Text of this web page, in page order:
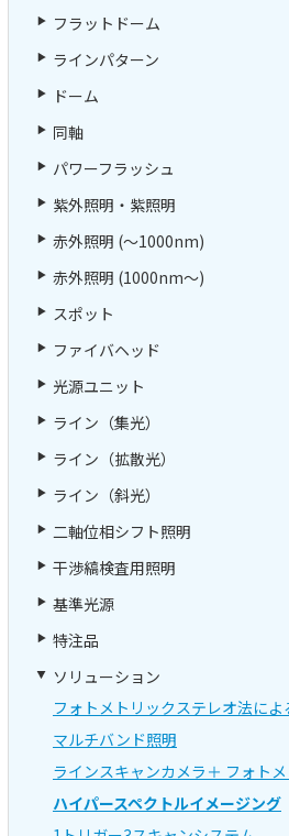
フラットドーム
ラインパターン
ドーム
同軸
パワーフラッシュ
紫外照明・紫照明
赤外照明 (～1000nm)
赤外照明 (1000nm～)
スポット
ファイバヘッド
光源ユニット
ライン（集光）
ライン（拡散光）
ライン（斜光）
二軸位相シフト照明
干渉縞検査用照明
基準光源
特注品
ソリューション
フォトメトリックステレオ法によ
マルチバンド照明
ラインスキャンカメラ＋ フォト
ハイパースペクトルイメージング